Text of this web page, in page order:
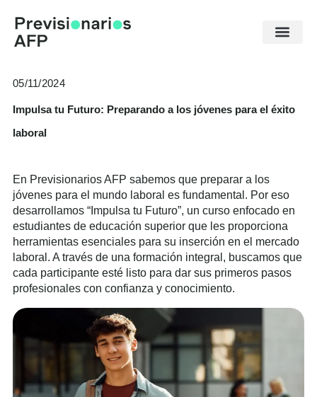
contenido
05/11/2024
Impulsa tu Futuro: Preparando a los jóvenes para el éxito
laboral
En Previsionarios AFP sabemos que preparar a los
jóvenes para el mundo laboral es fundamental. Por eso
desarrollamos “Impulsa tu Futuro”, un curso enfocado en
estudiantes de educación superior que les proporciona
herramientas esenciales para su inserción en el mercado
laboral. A través de una formación integral, buscamos que
cada participante esté listo para dar sus primeros pasos
profesionales con confianza y conocimiento.